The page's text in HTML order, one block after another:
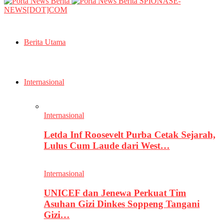
NEWS[DOT]COM
Berita Utama
Internasional
Internasional
Letda Inf Roosevelt Purba Cetak Sejarah,
Lulus Cum Laude dari West…
Internasional
UNICEF dan Jenewa Perkuat Tim
Asuhan Gizi Dinkes Soppeng Tangani
Gizi…